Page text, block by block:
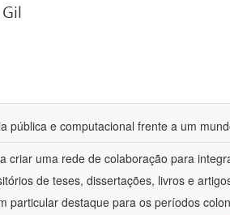
pública e computacional frente a um
criar uma rede de colaboração para
de teses, dissertações, livros e
particular destaque para os períodos